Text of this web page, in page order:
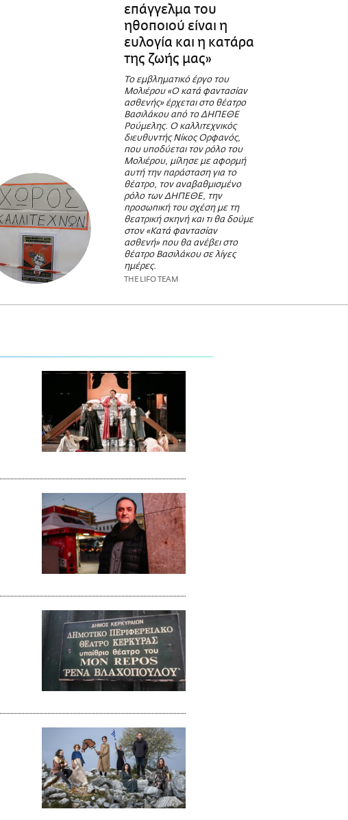
επάγγελμα του
ηθοποιού είναι η
ευλογία και η κατάρα
της ζωής μας»
Το εμβληματικό έργο του
Μολιέρου «Ο κατά φαντασίαν
ασθενής» έρχεται στο θέατρο
Βασιλάκου από το ΔΗΠΕΘΕ
Ρούμελης. Ο καλλιτεχνικός
διευθυντής Νίκος Ορφανός,
που υποδύεται τον ρόλο του
Μολιέρου, μίλησε με αφορμή
αυτή την παράσταση για το
θέατρο, τον αναβαθμισμένο
ρόλο των ΔΗΠΕΘΕ, την
προσωπική του σχέση με τη
θεατρική σκηνή και τι θα δούμε
στον «Κατά φαντασίαν
ασθενή» που θα ανέβει στο
θέατρο Βασιλάκου σε λίγες
ημέρες.
THE LIFO TEAM